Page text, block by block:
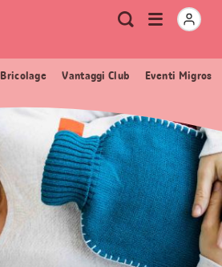
Metanavigazione
Ricerca
Apri
menu
Bricolage Vantaggi Club Eventi Migros